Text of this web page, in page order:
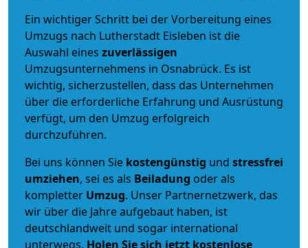
Ein wichtiger Schritt bei der Vorbereitung eines
Umzugs nach Lutherstadt Eisleben ist die
Auswahl eines zuverlässigen
Umzugsunternehmens in Osnabrück. Es ist
wichtig, sicherzustellen, dass das Unternehmen
über die erforderliche Erfahrung und Ausrüstung
verfügt, um den Umzug erfolgreich
durchzuführen.
Bei uns können Sie kostengünstig und stressfrei
umziehen, sei es als Beiladung oder als
kompletter Umzug. Unser Partnernetzwerk, das
wir über die Jahre aufgebaut haben, ist
deutschlandweit und sogar international
unterwegs. Holen Sie sich jetzt kostenlose